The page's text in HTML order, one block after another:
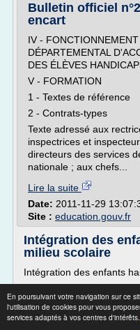
En poursuivant votre navigation sur ce
l'utilisation de cookies pour vous
services adaptés à vos centres d'intérêts.
Bulletin officiel
encart
IV -
DÉPARTEMENTAL
DES ÉLÈVES
V - FORMATION
1 - Textes de référence
2 - Contrats-types
Texte adressé aux
inspectrices et
directeurs des services
nationale ; aux chefs...
Lire la suite
Date: 2011-11-29
Site : education.gouv.fr
Intégration des
milieu scolaire
Intégration des enfants
Juste revendication des
L'intégration doit être